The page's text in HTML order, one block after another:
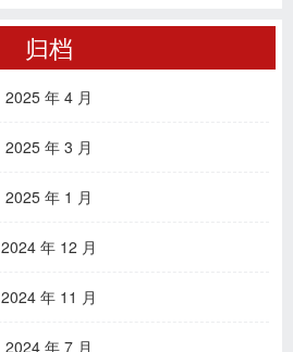
归档
2025 年 4 月
2025 年 3 月
2025 年 1 月
2024 年 12 月
2024 年 11 月
2024 年 7 月